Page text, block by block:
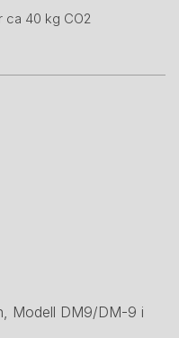
ca 40 kg CO2
Modell DM9/DM-9 i